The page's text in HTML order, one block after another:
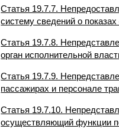
Статья 19.7.7.
систему сведений о
Статья 19.7.8.
орган исполнительной
Статья 19.7.9.
пассажирах и персонале
Статья 19.7.10.
осуществляющий функции